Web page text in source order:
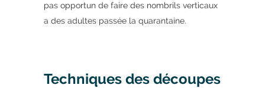
pas opportun de faire des nombrils verticaux
a des adultes passée la quarantaine.
Techniques des découpes